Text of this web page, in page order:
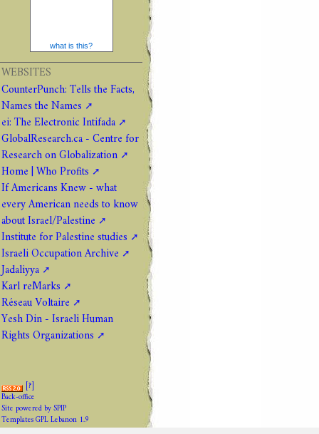
what is this?
WEBSITES
CounterPunch: Tells the Facts,
Names the Names
ei: The Electronic Intifada
GlobalResearch.ca - Centre for
Research on Globalization
Home | Who Profits
If Americans Knew - what
every American needs to know
about Israel/Palestine
Institute for Palestine studies
Israeli Occupation Archive
Jadaliyya
Karl reMarks
Réseau Voltaire
Yesh Din - Israeli Human
Rights Organizations
[?]
Back-office
Site powered by SPIP
Templates GPL Lebanon 1.9